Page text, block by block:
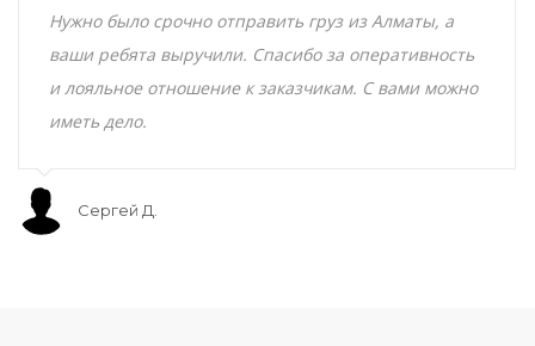
Нужно было срочно отправить груз из Алматы, а
ваши ребята выручили. Спасибо за оперативность
и лояльное отношение к заказчикам. С вами можно
иметь дело.
Сергей Д.